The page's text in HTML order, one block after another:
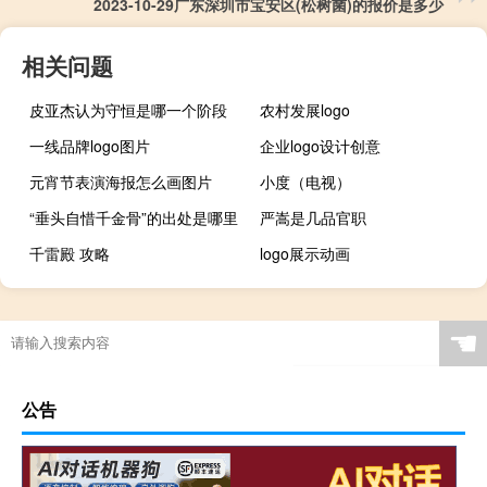
相关问题
皮亚杰认为守恒是哪一个阶段
农村发展logo
一线品牌logo图片
企业logo设计创意
元宵节表演海报怎么画图片
小度（电视）
“垂头自惜千金骨”的出处是哪里
严嵩是几品官职
千雷殿 攻略
logo展示动画
☚
公告